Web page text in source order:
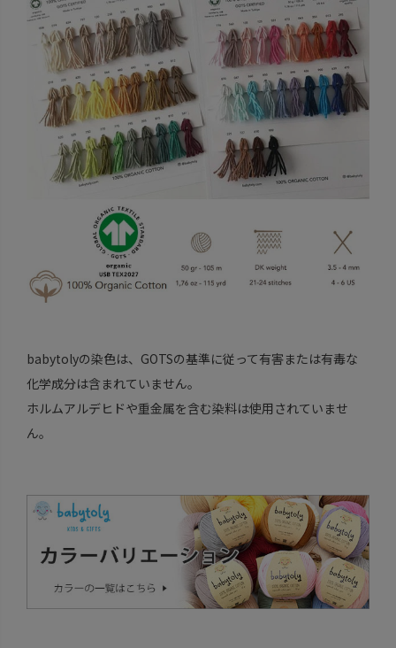
babytolyの染色は、GOTSの基準に従って有害または有毒な
化学成分は含まれていません。
ホルムアルデヒドや重金属を含む染料は使用されていませ
ん。